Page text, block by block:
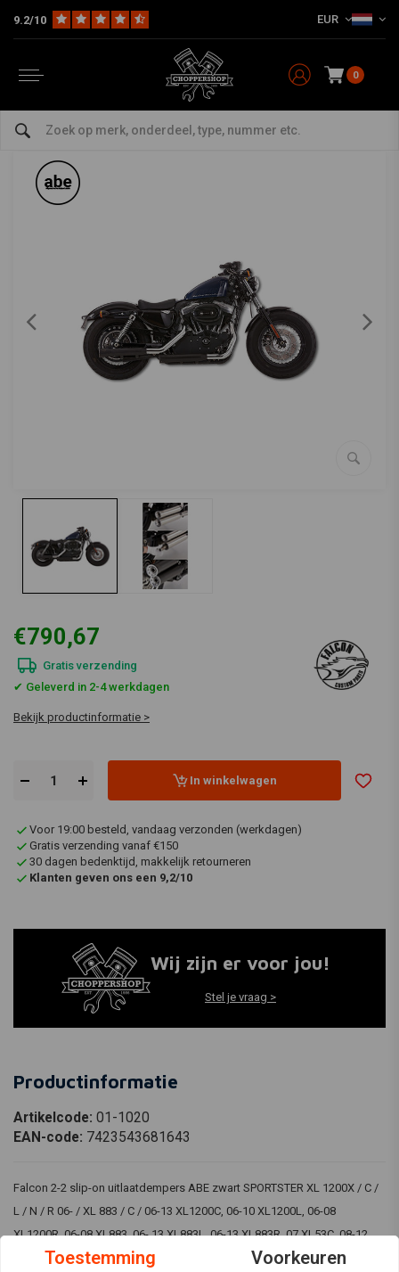
9.2/10 EUR
0
HD Harley Uitlaat & Dempers Slip-ons / Uitlaatdempers voor Harley
bekijk alles van Falcon
2-2 Slip-on uitlaatdempers ABE zwart XL
1200X/C/L/N/R 06-/XL 883/C
0/5 (0 reviews)
€790,67
Gratis verzending
✔ Geleverd in 2-4 werkdagen
Bekijk productinformatie >
In winkelwagen
Voor 19:00 besteld, vandaag verzonden (werkdagen)
Gratis verzending vanaf €150
30 dagen bedenktijd, makkelijk retourneren
Klanten geven ons een 9,2/10
Wij zijn er voor jou!
Stel je vraag >
Productinformatie
Artikelcode: 01-1020
EAN-code: 7423543681643
Falcon 2-2 slip-on uitlaatdempers ABE zwart SPORTSTER XL 1200X / C /
L / N / R 06- / XL 883 / C / 06-13 XL1200C, 06-10 XL1200L, 06-08
XL1200R, 06-08 XL883, 06- 13 XL883L, 06-13 XL883R, 07 XL53C, 08-12
XL1200N, 08-10 XL883C, 09-13 XL883N, 10-13 XL1200X, 12-13 XL1200V,
Toestemming Voorkeuren